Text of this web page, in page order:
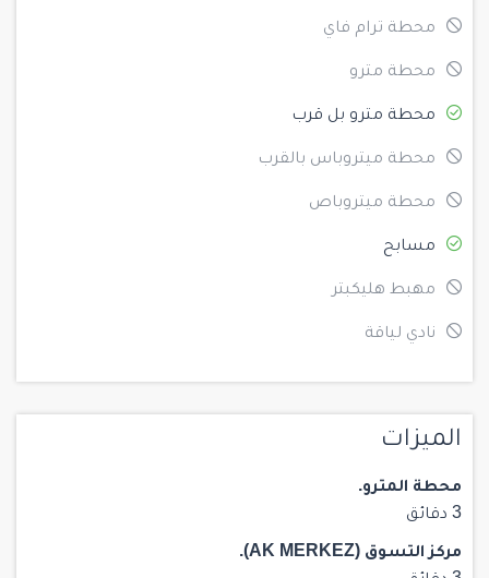
محطة ترام فاي
محطة مترو
محطة مترو بل قرب
محطة ميتروباس بالقرب
محطة ميتروباص
مسابح
مهبط هليكبتر
نادي لياقة
الميزات
محطة المترو.
3 دقائق
مركز التسوق (AK MERKEZ).